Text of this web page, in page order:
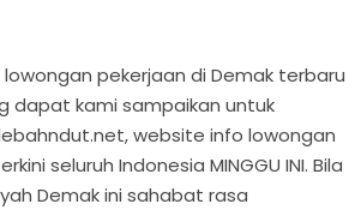
pekerjaan di Demak terbaru
dapat kami sampaikan untuk
website info lowongan
seluruh Indonesia MINGGU INI. Bila
Demak ini sahabat rasa